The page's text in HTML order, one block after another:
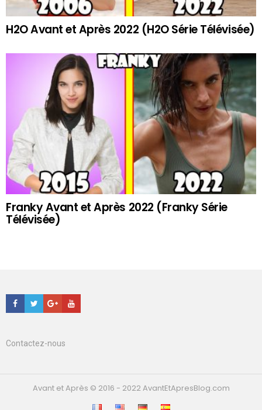
H2O Avant et Après 2022 (H2O Série Télévisée)
Franky Avant et Après 2022 (Franky Série
Télévisée)
Facebook
TwitterGoogle+Youtube
Contactez-nous
Avant et Après © 2016 - 2022 AvantEtApresBlog.com